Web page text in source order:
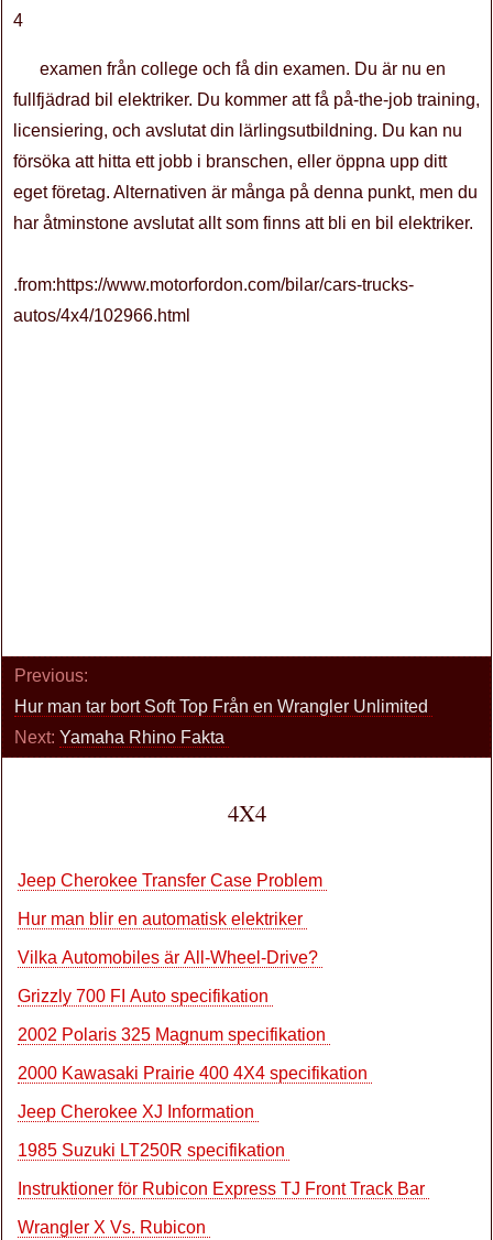
4
examen från college och få din examen. Du är nu en
fullfjädrad bil elektriker. Du kommer att få på-the-job training,
licensiering, och avslutat din lärlingsutbildning. Du kan nu
försöka att hitta ett jobb i branschen, eller öppna upp ditt
eget företag. Alternativen är många på denna punkt, men du
har åtminstone avslutat allt som finns att bli en bil elektriker.
.from:https://www.motorfordon.com/bilar/cars-trucks-
autos/4x4/102966.html
Previous:
Hur man tar bort Soft Top Från en Wrangler Unlimited
Next: Yamaha Rhino Fakta
4X4
Jeep Cherokee Transfer Case Problem
Hur man blir en automatisk elektriker
Vilka Automobiles är All-Wheel-Drive?
Grizzly 700 FI Auto specifikation
2002 Polaris 325 Magnum specifikation
2000 Kawasaki Prairie 400 4X4 specifikation
Jeep Cherokee XJ Information
1985 Suzuki LT250R specifikation
Instruktioner för Rubicon Express TJ Front Track Bar
Wrangler X Vs. Rubicon